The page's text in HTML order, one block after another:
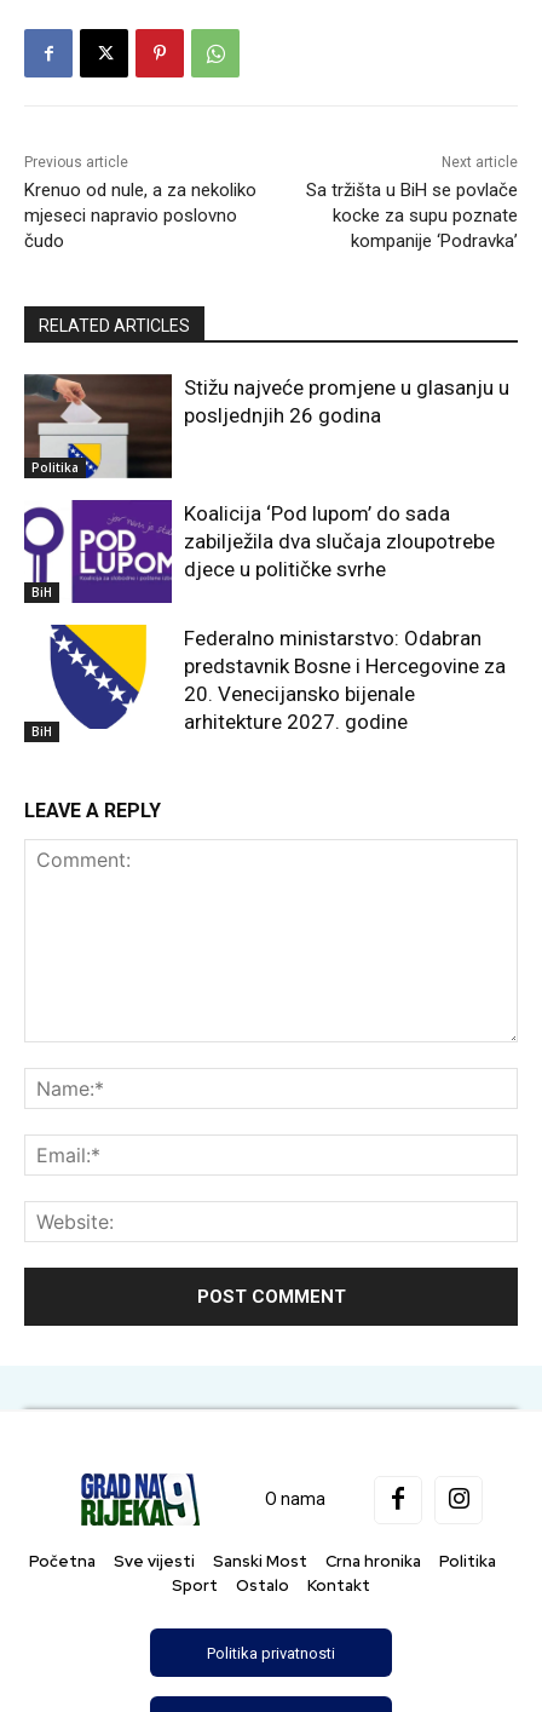
Previous article
Krenuo od nule, a za nekoliko
mjeseci napravio poslovno
čudo
Next article
Sa tržišta u BiH se povlače
kocke za supu poznate
kompanije ‘Podravka’
RELATED ARTICLES
Politika
Stižu najveće promjene u glasanju u
posljednjih 26 godina
BiH
Koalicija ‘Pod lupom’ do sada
zabilježila dva slučaja zloupotrebe
djece u političke svrhe
BiH
Federalno ministarstvo: Odabran
predstavnik Bosne i Hercegovine za
20. Venecijansko bijenale
arhitekture 2027. godine
LEAVE A REPLY
O nama
Početna Sve vijesti Sanski Most Crna hronika
Politika
Sport
Ostalo Kontakt
Politika privatnosti